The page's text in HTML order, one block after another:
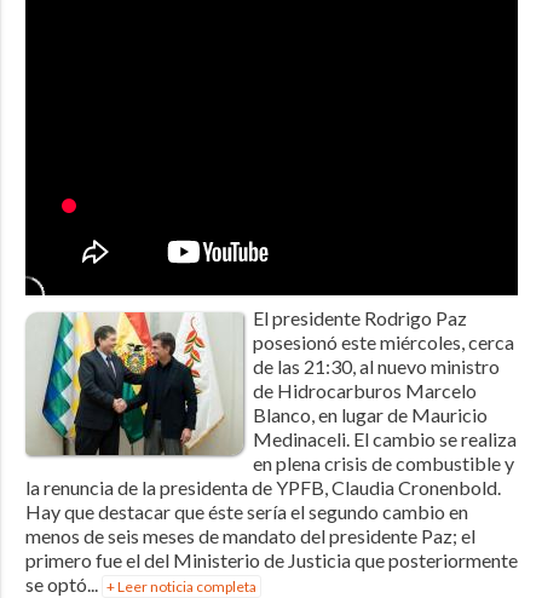
El presidente Rodrigo Paz
posesionó este miércoles, cerca
de las 21:30, al nuevo ministro
de Hidrocarburos Marcelo
Blanco, en lugar de Mauricio
Medinaceli. El cambio se realiza
en plena crisis de combustible y
la renuncia de la presidenta de YPFB, Claudia Cronenbold.
Hay que destacar que éste sería el segundo cambio en
menos de seis meses de mandato del presidente Paz; el
primero fue el del Ministerio de Justicia que posteriormente
se optó... + Leer noticia completa